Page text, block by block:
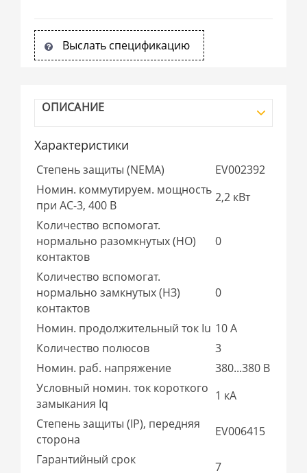
Выслать спецификацию
ОПИСАНИЕ
Характеристики
Степень защиты (NEMA)
EV002392
Номин. коммутируем. мощность
при AC-3, 400 В
2,2 кВт
Количество вспомогат.
нормально разомкнутых (НО)
контактов
0
Количество вспомогат.
нормально замкнутых (НЗ)
контактов
0
Номин. продолжительный ток Iu 10 А
Количество полюсов
3
Номин. раб. напряжение
380...380 В
Условный номин. ток короткого
замыкания Iq
1 кА
Степень защиты (IP), передняя
сторона
EV006415
Гарантийный срок
7